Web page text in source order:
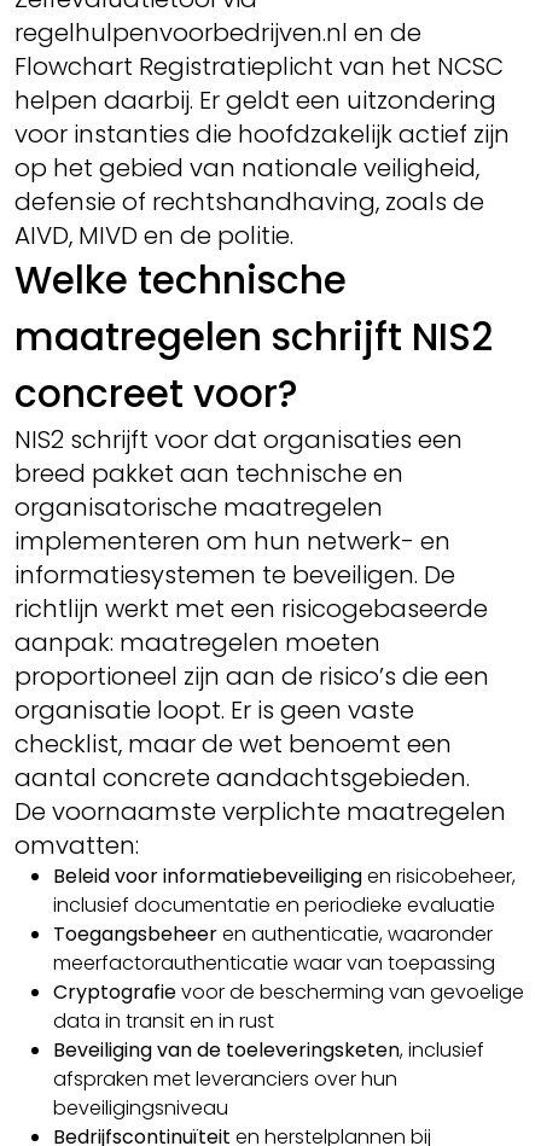
regelhulpenvoorbedrijven.nl en de
Flowchart Registratieplicht van het NCSC
helpen daarbij. Er geldt een uitzondering
voor instanties die hoofdzakelijk actief zijn
op het gebied van nationale veiligheid,
defensie of rechtshandhaving, zoals de
AIVD, MIVD en de politie.
Welke technische
maatregelen schrijft NIS2
concreet voor?
NIS2 schrijft voor dat organisaties een
breed pakket aan technische en
organisatorische maatregelen
implementeren om hun netwerk- en
informatiesystemen te beveiligen. De
richtlijn werkt met een risicogebaseerde
aanpak: maatregelen moeten
proportioneel zijn aan de risico’s die een
organisatie loopt. Er is geen vaste
checklist, maar de wet benoemt een
aantal concrete aandachtsgebieden.
De voornaamste verplichte maatregelen
omvatten:
Beleid voor informatiebeveiligingen risicobeheer,
inclusief documentatie en periodieke evaluatie
Toegangsbeheeren authenticatie, waaronder
meerfactorauthenticatie waar van toepassing
Cryptografievoor de bescherming van gevoelige
data in transit en in rust
Beveiliging van de toeleveringsketen, inclusief
afspraken met leveranciers over hun
beveiligingsniveau
Bedrijfscontinuïteit en herstelplannen bij